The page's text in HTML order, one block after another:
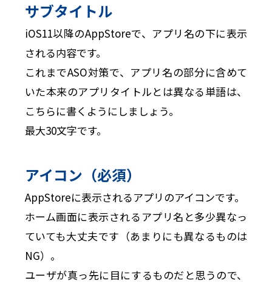
サブタイトル
iOS11以降のAppStoreで、アプリ名の下に表示
される内容です。
これまでASO対策で、アプリ名の部分に含めて
いた本来のアプリタイトルとは異なる単語は、
こちらに書くようにしましょう。
最大30文字です。
アイコン（必須）
AppStoreに表示されるアプリのアイコンです。
ホーム画面に表示されるアプリ名と多少異なっ
ていても大丈夫です（あまりにも異なるものは
NG）。
ユーザが真っ先に目にするものだと思うので、